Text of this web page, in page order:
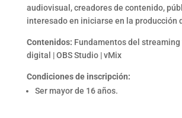
audiovisual, creadores de contenido,
interesado en iniciarse en la producción
Contenidos: Fundamentos del streaming
digital | OBS Studio | vMix
Condiciones de inscripción:
Ser mayor de 16 años.